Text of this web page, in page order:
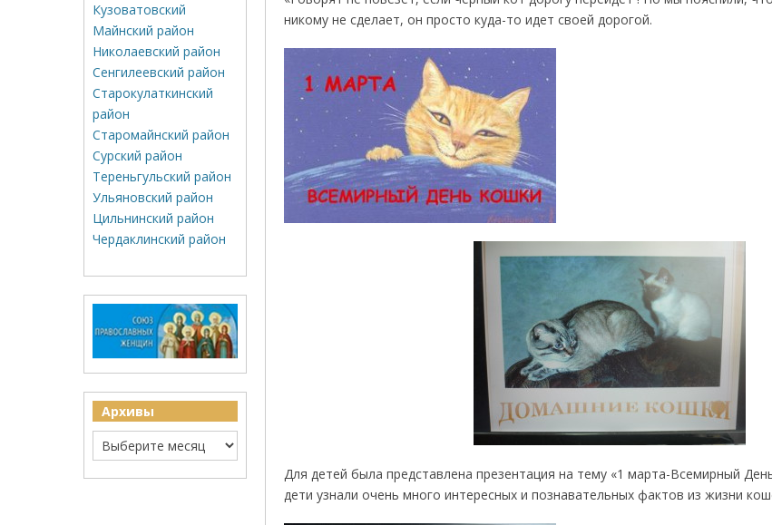
никому не сделает, он просто куда-то идет своей дорогой.
Для детей была представлена презентация на тему «1 марта-Всемирный
дети узнали очень много интересных и познавательных фактов из жизни
Кузоватовский
Майнский район
Николаевский район
Сенгилеевский район
Старокулаткинский
район
Старомайнский район
Сурский район
Тереньгульский район
Ульяновский район
Цильнинский район
Чердаклинский район
Архивы